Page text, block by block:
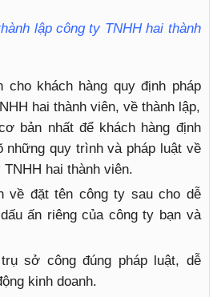
lập công ty TNHH hai thành
cho khách hàng quy định pháp
hai thành viên, về thành lập,
bản nhất để khách hàng định
những quy trình và pháp luật về
hai thành viên.
về đặt tên công ty sau cho dễ
ấn riêng của công ty bạn và
sở công đúng pháp luật, dễ
kinh doanh.